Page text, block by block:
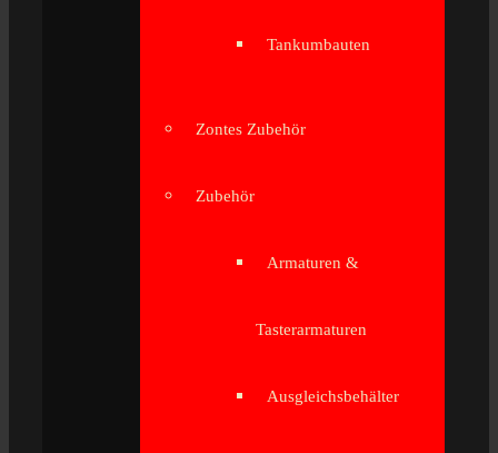
Tankumbauten
Zontes Zubehör
Zubehör
Armaturen &
Tasterarmaturen
Ausgleichsbehälter